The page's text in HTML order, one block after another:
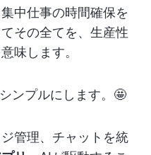
中仕事の時間確保を
その全てを、生産性
味します。
ンプルにします。🤩
管理、チャットを統